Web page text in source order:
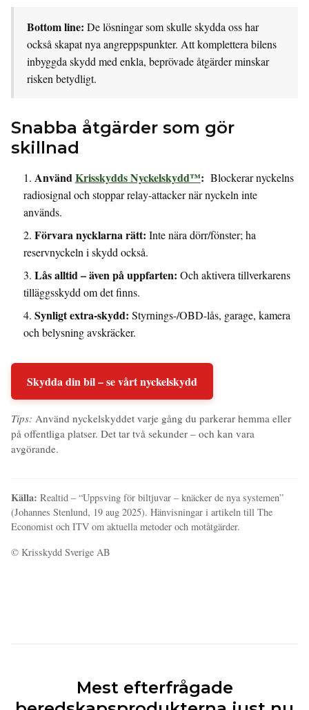
Bottom line: De lösningar som skulle skydda oss har
också skapat nya angreppspunkter. Att komplettera bilens
inbyggda skydd med enkla, beprövade åtgärder minskar
risken betydligt.
Snabba åtgärder som gör
skillnad
AnvändKrisskydds Nyckelskydd™: Blockerar nyckelns
radiosignal och stoppar relay-attacker när nyckeln inte
används.
Förvara nycklarna rätt: Inte nära dörr/fönster; ha
reservnyckeln i skydd också.
Lås alltid – även på uppfarten: Och aktivera tillverkarens
tilläggsskydd om det finns.
Synligt extra-skydd: Styrnings-/OBD-lås, garage, kamera
och belysning avskräcker.
Skydda din bil – se vårt nyckelskydd
Tips: Använd nyckelskyddet varje gång du parkerar hemma eller
på offentliga platser. Det tar två sekunder – och kan vara
avgörande.
Källa: Realtid – “Uppsving för biltjuvar – knäcker de nya systemen”
(Johannes Stenlund, 19 aug 2025). Hänvisningar i artikeln till The
Economist och ITV om aktuella metoder och motåtgärder.
© Krisskydd Sverige AB
Mest efterfrågade